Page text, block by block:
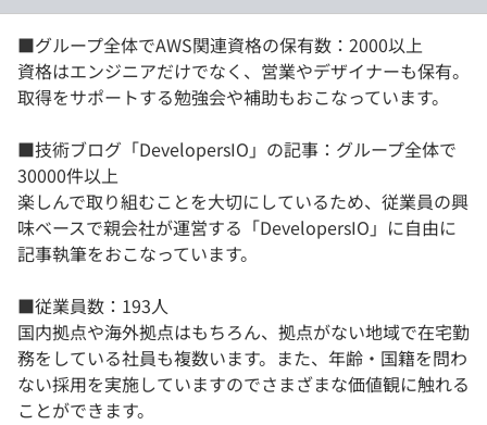
■グループ全体でAWS関連資格の保有数：2000以上
資格はエンジニアだけでなく、営業やデザイナーも保有。
取得をサポートする勉強会や補助もおこなっています。
■技術ブログ「DevelopersIO」の記事：グループ全体で
30000件以上
楽しんで取り組むことを大切にしているため、従業員の興
味ベースで親会社が運営する「DevelopersIO」に自由に
記事執筆をおこなっています。
■従業員数：193人
国内拠点や海外拠点はもちろん、拠点がない地域で在宅勤
務をしている社員も複数います。また、年齢・国籍を問わ
ない採用を実施していますのでさまざまな価値観に触れる
ことができます。